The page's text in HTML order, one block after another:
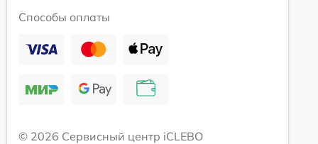
Способы оплаты
© 2026 Сервисный центр iCLEBO